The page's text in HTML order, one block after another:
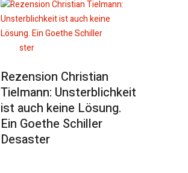
Rezension Christian
Tielmann: Unsterblichkeit
ist auch keine Lösung.
Ein Goethe Schiller
Desaster